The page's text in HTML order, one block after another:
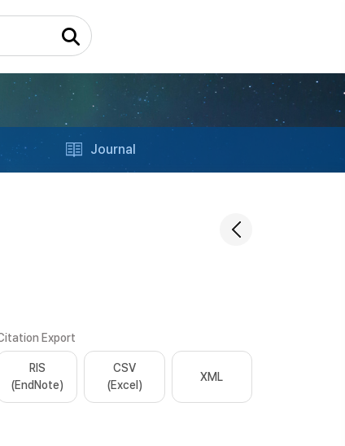
Journal
Export
RIS
(EndNote)
CSV
(Excel)
XML